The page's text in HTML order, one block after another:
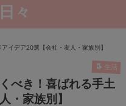
々
イデア20選【会社・友人・家族別】
生活
べき！喜ばれる手土
・家族別】